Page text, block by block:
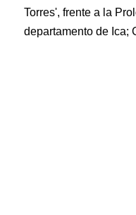
Torres', frente a la
departamento de Ica;